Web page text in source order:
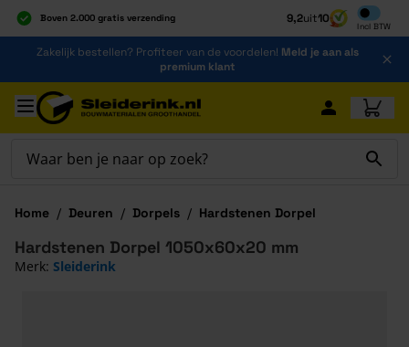
Boven 2.000 gratis verzending
Al 40 jaar dé specialist
Alles onder één dak
9,2uit10
Incl BTW
Inclusief
Ga naar de inhoud
Zakelijk bestellen? Profiteer van de voordelen! Meld je aan als
premium klant
Ga naar hoofdinhoud
Home / Deuren / Dorpels / Hardstenen Dorpel
Hardstenen Dorpel 1050x60x20 mm
Merk: Sleiderink